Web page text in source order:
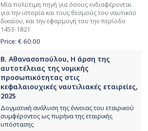
Μία πολύτιμη πηγή για όσους ενδιαφέρονται
για την ιστορία και τους θεσμούς του ναυτικού
δικαίου, και την εφαρμογή του την περίοδο
1453-1821
Price: € 60.00
Β. Αθανασοπούλου, Η άρση της
αυτοτέλειας της νομικής
προσωπικότητας στις
κεφαλαιουχικές ναυτιλιακές εταιρείες,
2025
Δογματική ανάλυση της έννοιας του εταιρικού
συμφέροντος ως πυρήνα της εταιρικής
υπόστασης